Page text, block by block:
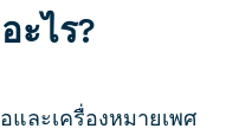
ะไร?
และเครื่องหมายเพศ